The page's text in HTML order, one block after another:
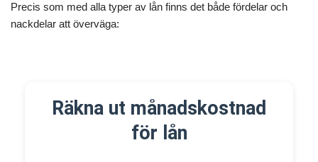
Precis som med alla typer av lån finns det både fördelar och
nackdelar att överväga:
Räkna ut månadskostnad
för lån